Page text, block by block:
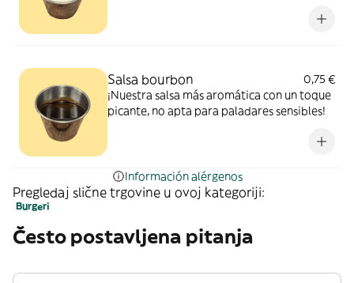
Salsa bourbon
0,75 €
¡Nuestra salsa más aromática con un toque
picante, no apta para paladares sensibles!
Información alérgenos
Pregledaj slične trgovine u ovoj kategoriji:
Burgeri
Često postavljena pitanja